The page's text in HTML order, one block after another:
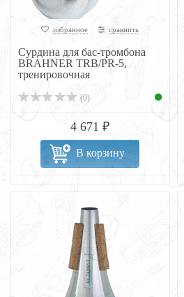
избранное сравнить
Сурдина для бас-тромбона
BRAHNER TRB/PR-5,
тренировочная
(0)
4 671 ₽
В корзину